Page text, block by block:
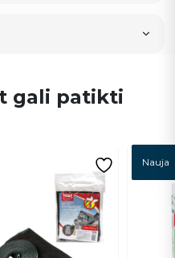
gali patikti
Nauja